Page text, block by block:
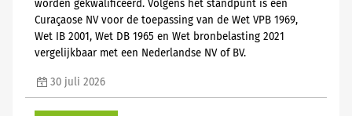
worden gekwalificeerd. Volgens het standpunt is een
Curaçaose NV voor de toepassing van de Wet VPB 1969,
Wet IB 2001, Wet DB 1965 en Wet bronbelasting 2021
vergelijkbaar met een Nederlandse NV of BV.
30 juli 2026